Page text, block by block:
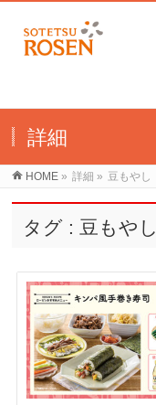
詳細
HOME » 詳細 » 豆もやし
タグ : 豆もやし